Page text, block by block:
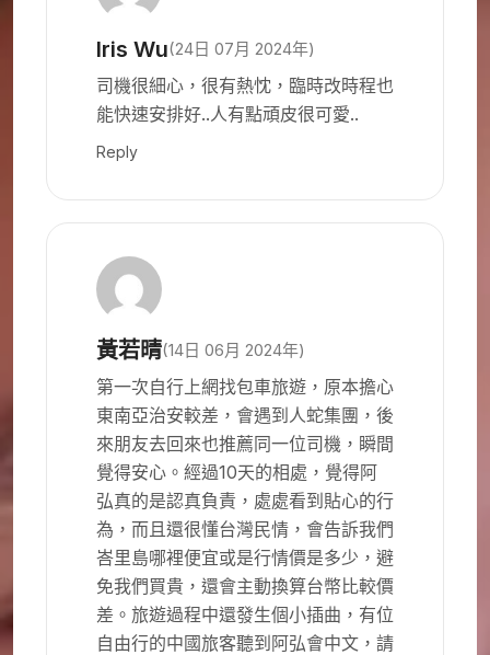
Iris Wu(24日 07月 2024年)
司機很細心，很有熱忱，臨時改時程也
能快速安排好..人有點頑皮很可愛..
Reply
黃若晴(14日 06月 2024年)
第一次自行上網找包車旅遊，原本擔心
東南亞治安較差，會遇到人蛇集團，後
來朋友去回來也推薦同一位司機，瞬間
覺得安心。經過10天的相處，覺得阿
弘真的是認真負責，處處看到貼心的行
為，而且還很懂台灣民情，會告訴我們
峇里島哪裡便宜或是行情價是多少，避
免我們買貴，還會主動換算台幣比較價
差。旅遊過程中還發生個小插曲，有位
自由行的中國旅客聽到阿弘會中文，請